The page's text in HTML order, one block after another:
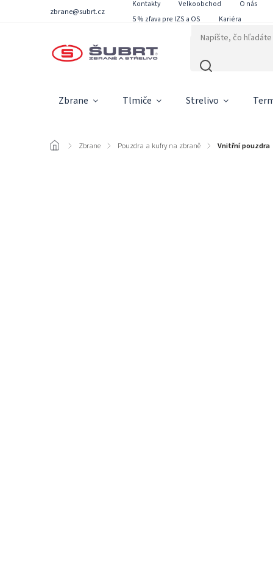
zbrane@subrt.cz
Kontakty Velkoobchod O nás
5 % zľava pre IZS a OS
Kariéra
Zbrane Tlmiče Strelivo
/ Zbrane / Pouzdra a kufry na zbraně / Vnitřní pouzdra